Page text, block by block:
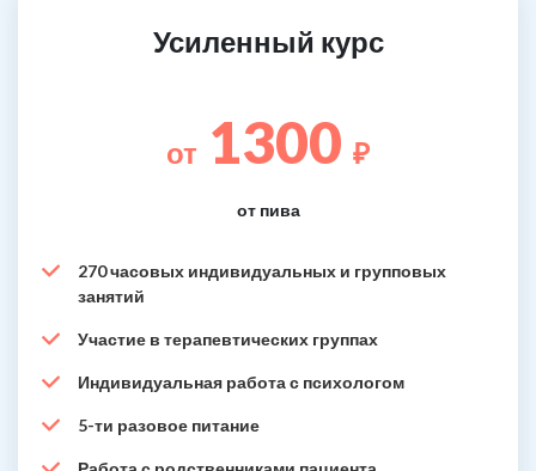
Усиленный курс
от 1300 ₽
от пива
270 часовых индивидуальных и групповых
занятий
Участие в терапевтических группах
Индивидуальная работа с психологом
5-ти разовое питание